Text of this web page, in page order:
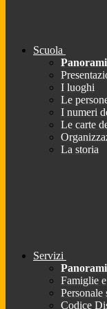
Scuola
I luoghi
Le
I numeri
Le carte
La storia
Servizi
Famiglie
Personale
Codice